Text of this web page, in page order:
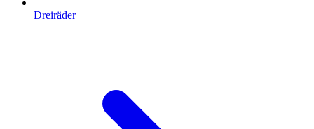
Dreiräder